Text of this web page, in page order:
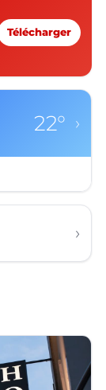
Télécharger
22° ›
›